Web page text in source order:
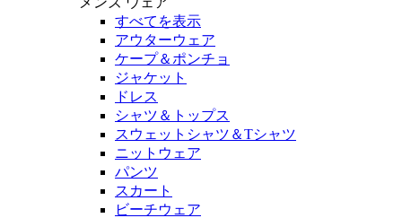
すべてを表示
アウターウェア
ケープ＆ポンチョ
ジャケット
ドレス
シャツ＆トップス
スウェットシャツ＆Tシャツ
ニットウェア
パンツ
スカート
ビーチウェア